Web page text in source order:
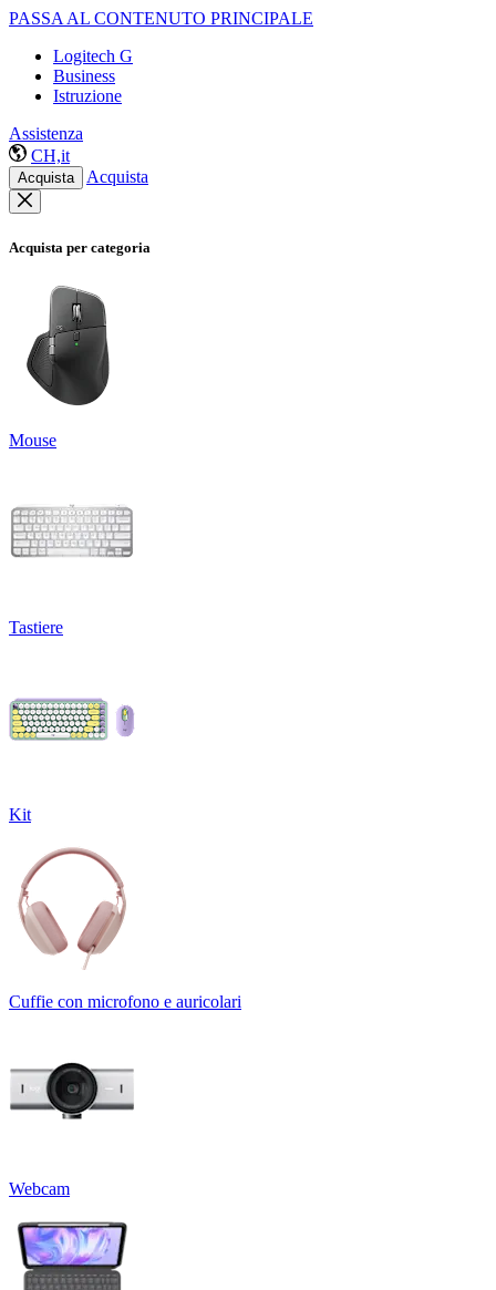
PASSA AL CONTENUTO PRINCIPALE
Logitech G
Business
Istruzione
Assistenza
CH,it
Acquista Acquista
Acquista per categoria
Mouse
Tastiere
Kit
Cuffie con microfono e auricolari
Webcam